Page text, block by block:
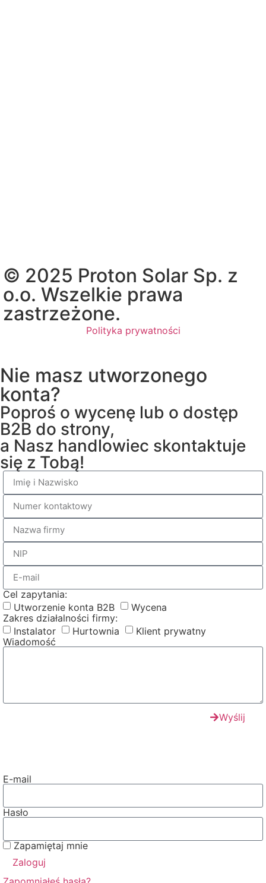
© 2025 Proton Solar Sp. z
o.o. Wszelkie prawa
zastrzeżone.
Polityka prywatności
Nie masz utworzonego
konta?
Poproś o wycenę lub o dostęp
B2B do strony,
a Nasz handlowiec skontaktuje
się z Tobą!
Cel zapytania:
Utworzenie konta B2B
Wycena
Zakres działalności firmy:
Instalator
Hurtownia
Klient prywatny
Wiadomość
Wyślij
E-mail
Hasło
Zapamiętaj mnie
Zaloguj